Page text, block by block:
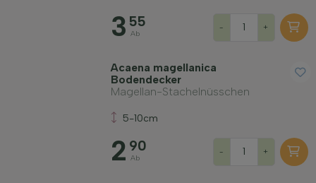
3 55
Ab
- +
Acaena magellanica
Bodendecker
Magellan-Stachelnüsschen
5-10cm
2 90
Ab
- +